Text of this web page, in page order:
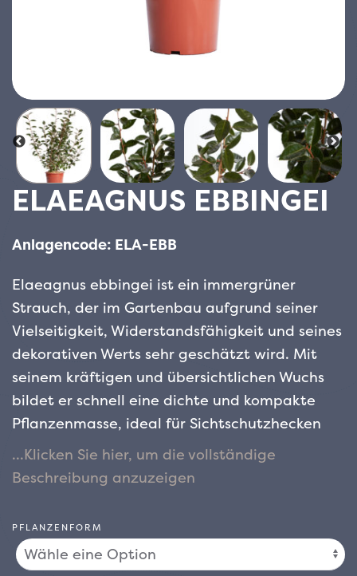
ELAEAGNUS EBBINGEI
Anlagencode: ELA-EBB
Elaeagnus ebbingei ist ein immergrüner
Strauch, der im Gartenbau aufgrund seiner
Vielseitigkeit, Widerstandsfähigkeit und seines
dekorativen Werts sehr geschätzt wird. Mit
seinem kräftigen und übersichtlichen Wuchs
bildet er schnell eine dichte und kompakte
Pflanzenmasse, ideal für Sichtschutzhecken
oder als Solitär in Gärten, Parks oder großen
Töpfen. Sein Laub ist eine seiner Stärken:
erzeugen im Sonnenlicht schillernde Reflexe
und verleihen ihm selbst in den kältesten
PFLANZENFORM